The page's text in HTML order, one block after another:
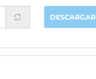
DESCARGAR